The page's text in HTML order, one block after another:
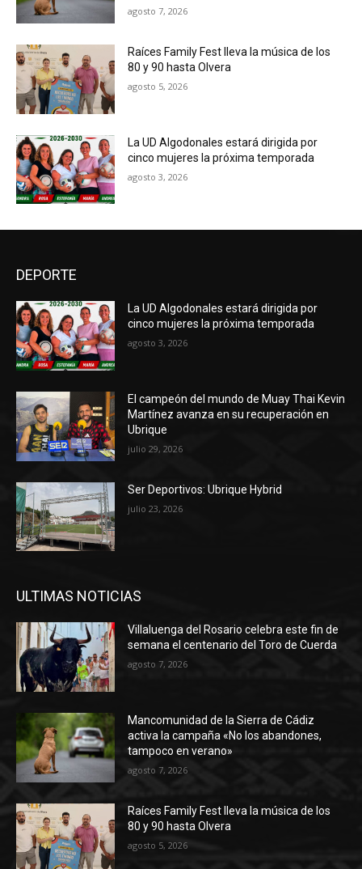
agosto 7, 2026
Raíces Family Fest lleva la música de los
80 y 90 hasta Olvera
agosto 5, 2026
La UD Algodonales estará dirigida por
cinco mujeres la próxima temporada
agosto 3, 2026
DEPORTE
La UD Algodonales estará dirigida por
cinco mujeres la próxima temporada
agosto 3, 2026
El campeón del mundo de Muay Thai Kevin
Martínez avanza en su recuperación en
Ubrique
julio 29, 2026
Ser Deportivos: Ubrique Hybrid
julio 23, 2026
ULTIMAS NOTICIAS
Villaluenga del Rosario celebra este fin de
semana el centenario del Toro de Cuerda
agosto 7, 2026
Mancomunidad de la Sierra de Cádiz
activa la campaña «No los abandones,
tampoco en verano»
agosto 7, 2026
Raíces Family Fest lleva la música de los
80 y 90 hasta Olvera
agosto 5, 2026